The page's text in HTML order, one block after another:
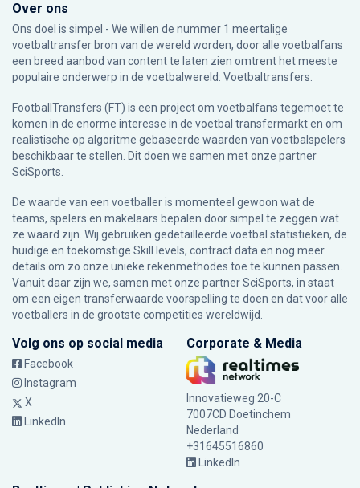
Over ons
Ons doel is simpel - We willen de nummer 1 meertalige
voetbaltransfer bron van de wereld worden, door alle voetbalfans
een breed aanbod van content te laten zien omtrent het meeste
populaire onderwerp in de voetbalwereld: Voetbaltransfers.
FootballTransfers (FT) is een project om voetbalfans tegemoet te
komen in de enorme interesse in de voetbal transfermarkt en om
realistische op algoritme gebaseerde waarden van voetbalspelers
beschikbaar te stellen. Dit doen we samen met onze partner
SciSports
De waarde van een voetballer is momenteel gewoon wat de
teams, spelers en makelaars bepalen door simpel te zeggen wat
ze waard zijn. Wij gebruiken gedetailleerde voetbal statistieken, de
huidige en toekomstige Skill levels, contract data en nog meer
details om zo onze unieke rekenmethodes toe te kunnen passen.
Vanuit daar zijn we, samen met onze partner SciSports, in staat
om een eigen transferwaarde voorspelling te doen en dat voor alle
voetballers in de grootste competities wereldwijd.
Volg ons op social media
Facebook
Instagram
X
LinkedIn
Corporate & Media
Innovatieweg 20-C
7007CD Doetinchem
Nederland
+31645516860
LinkedIn